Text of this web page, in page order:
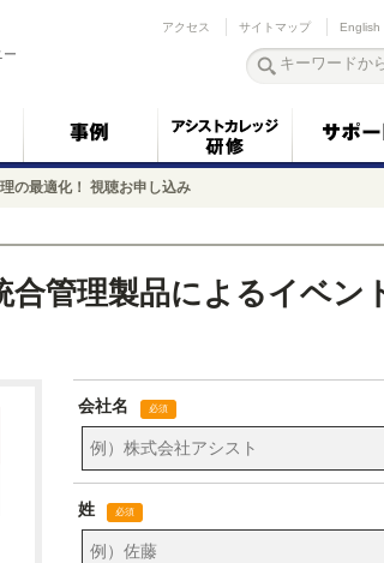
ー
アクセス サイトマップ English
の最適化！ 視聴お申し込み
管理製品によるイベン